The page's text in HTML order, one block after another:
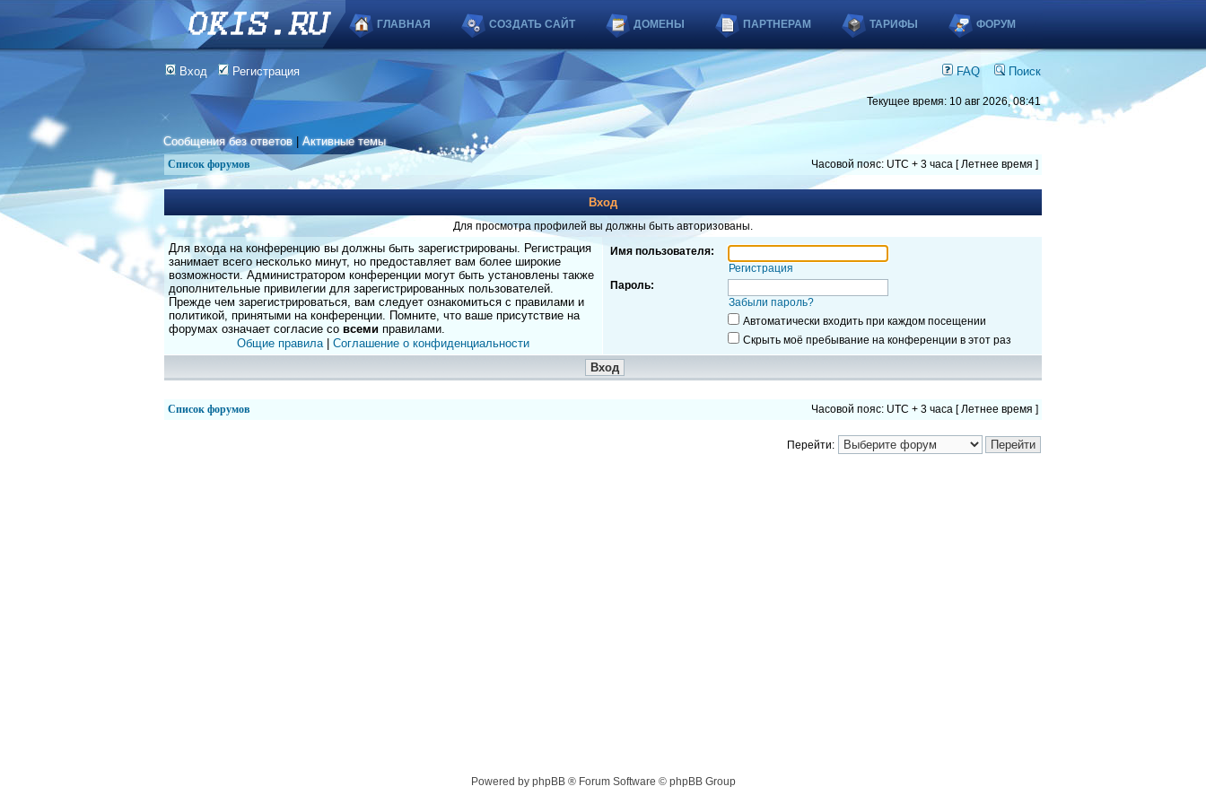
ГЛАВНАЯ СОЗДАТЬ САЙТ ДОМЕНЫ ПАРТНЕРАМ ТАРИФЫ ФОРУМ
Вход Регистрация FAQ Поиск
Текущее время: 10 авг 2026, 08:41
Сообщения без ответов |Активные темы
Список форумов Часовой пояс: UTC + 3 часа [ Летнее время ]
Вход
Для просмотра профилей вы должны быть авторизованы.
Для входа на конференцию вы должны быть зарегистрированы. Регистрация
занимает всего несколько минут, но предоставляет вам более широкие
возможности. Администратором конференции могут быть установлены также
дополнительные привилегии для зарегистрированных пользователей.
Прежде чем зарегистрироваться, вам следует ознакомиться с правилами и
политикой, принятыми на конференции. Помните, что ваше присутствие на
форумах означает согласие со всеми правилами.
Общие правила| Соглашение о конфиденциальности
Имя пользователя:
Регистрация
Пароль:
Забыли пароль?
Автоматически входить при каждом посещении
Скрыть моё пребывание на конференции в этот раз
Список форумов Часовой пояс: UTC + 3 часа [ Летнее время ]
Перейти:
Powered by phpBB ® Forum Software © phpBB Group